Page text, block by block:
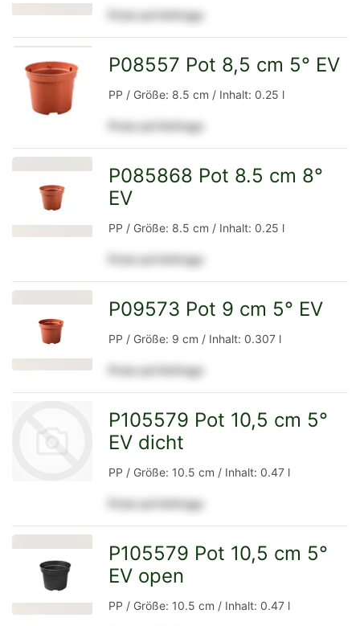
Detailseite
Preis auf Anfrage
Detailseite
P08557 Pot 8,5 cm 5° EV
PP / Größe: 8.5 cm / Inhalt: 0.25 l
Preis auf Anfrage
P085868 Pot 8.5 cm 8°
EV
PP / Größe: 8.5 cm / Inhalt: 0.25 l
Preis auf Anfrage
Detailseite
P09573 Pot 9 cm 5° EV
PP / Größe: 9 cm / Inhalt: 0.307 l
Preis auf Anfrage
Detailseite
P105579 Pot 10,5 cm 5°
EV dicht
PP / Größe: 10.5 cm / Inhalt: 0.47 l
Preis auf Anfrage
P105579 Pot 10,5 cm 5°
EV open
PP / Größe: 10.5 cm / Inhalt: 0.47 l